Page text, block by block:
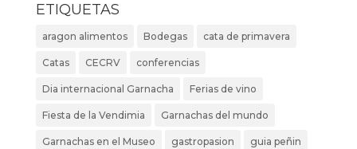
ETIQUETAS
aragon alimentos Bodegas cata de primavera
Catas CECRV conferencias
Dia internacional Garnacha Ferias de vino
Fiesta de la Vendimia Garnachas del mundo
Garnachas en el Museo gastropasion guia peñin